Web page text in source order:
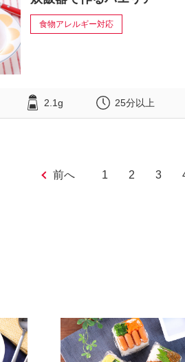
食物アレルギー対応
2.1g 25分以上
前へ 1 2 3